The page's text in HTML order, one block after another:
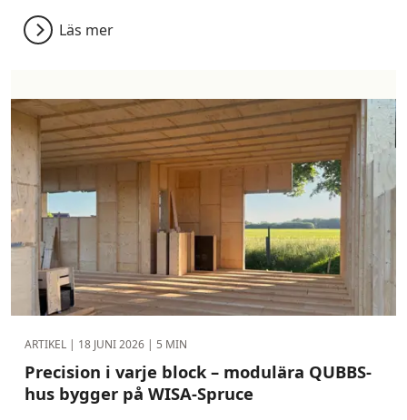
Läs mer
ARTIKEL | 18 JUNI 2026 | 5 MIN
Precision i varje block – modulära QUBBS-
hus bygger på WISA-Spruce